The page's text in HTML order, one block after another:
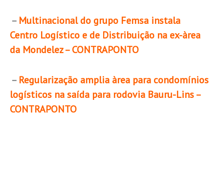
– Multinacional do grupo Femsa instala
Centro Logístico e de Distribuição na ex-àrea
da Mondelez – CONTRAPONTO
– Regularização amplia àrea para condomínios
logísticos na saída para rodovia Bauru-Lins –
CONTRAPONTO